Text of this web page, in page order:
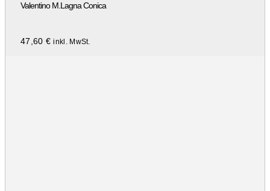
Valentino M.Lagna Conica
47,60 € inkl. MwSt.